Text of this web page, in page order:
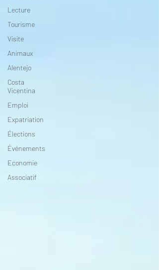
Lecture
Tourisme
Visite
Animaux
Alentejo
Costa
Vicentina
Emploi
Expatriation
Élections
Événements
Economie
Associatif